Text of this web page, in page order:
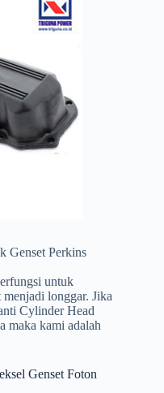
Genset Perkins
untuk
longgar. Jika
Cylinder Head
maka kami adalah
Genset Foton